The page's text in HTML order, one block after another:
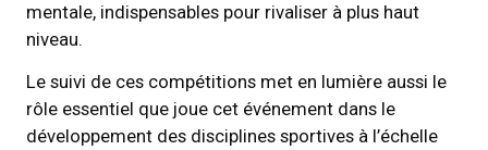
mentale, indispensables pour rivaliser à plus haut
niveau.
Le suivi de ces compétitions met en lumière aussi le
rôle essentiel que joue cet événement dans le
développement des disciplines sportives à l’échelle